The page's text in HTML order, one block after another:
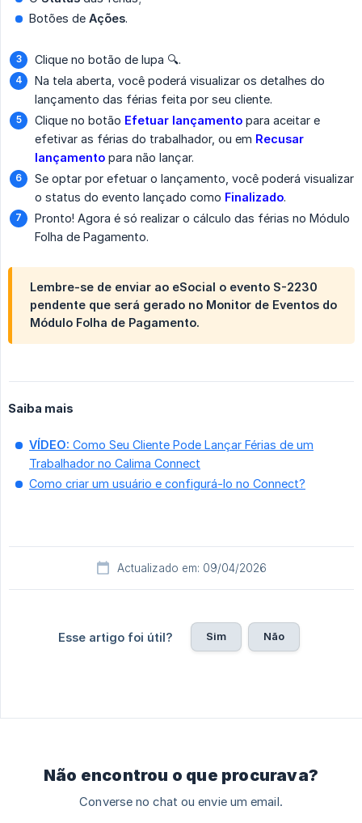
Botões de Ações.
Clique no botão de lupa 🔍︎.
Na tela aberta, você poderá visualizar os detalhes do
lançamento das férias feita por seu cliente.
Clique no botão Efetuar lançamento para aceitar e
efetivar as férias do trabalhador, ou em Recusar
lançamento para não lançar.
Se optar por efetuar o lançamento, você poderá visualizar
o status do evento lançado como Finalizado.
Pronto! Agora é só realizar o cálculo das férias no Módulo
Folha de Pagamento.
Lembre-se de enviar ao eSocial o evento S-2230
pendente que será gerado no Monitor de Eventos do
Módulo Folha de Pagamento.
Saiba mais
VÍDEO: Como Seu Cliente Pode Lançar Férias de um
Trabalhador no Calima Connect
Como criar um usuário e configurá-lo no Connect?
Actualizado em: 09/04/2026
Esse artigo foi útil? Sim Não
Não encontrou o que procurava?
Converse no chat ou envie um email.